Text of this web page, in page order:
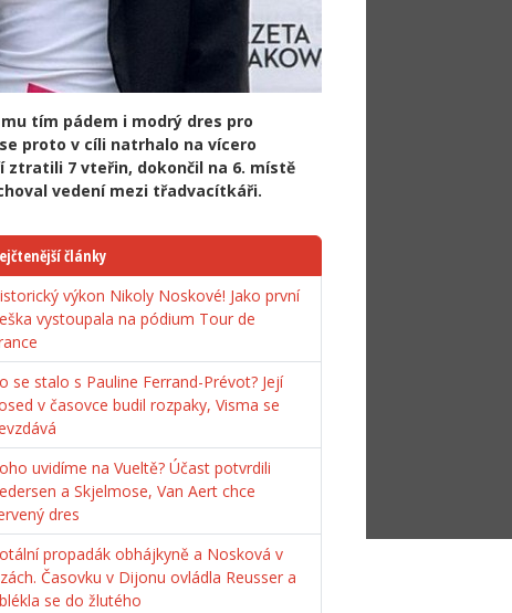
tím pádem i modrý dres pro
proto v cíli natrhalo na vícero
ztratili 7 vteřin, dokončil na 6. místě
vedení mezi třadvacítkáři.
články
výkon Nikoly Noskové! Jako první
vystoupala na pódium Tour de
se stalo s Pauline Ferrand-Prévot? Její
v časovce budil rozpaky, Visma se
uvidíme na Vueltě? Účast potvrdili
a Skjelmose, Van Aert chce
dres
propadák obhájkyně a Nosková v
Časovku v Dijonu ovládla Reusser a
se do žlutého